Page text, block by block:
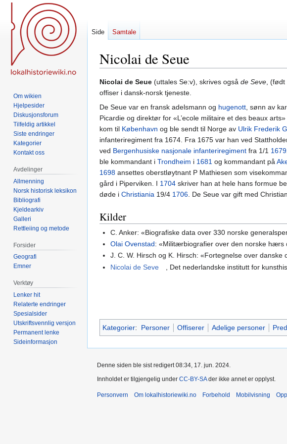
Nicolai de Seue
Hopp
til
navigering
Hopp
til
søk
Nicolai de Seue (uttales Se:v), skrives også de Seve, (født
offiser i dansk-norsk tjeneste.
De Seue var en fransk adelsmann og hugenott, sønn av
Picardie og direktør for «L’ecole militaire et des beaux
kom til København og ble sendt til Norge av Ulrik Frederik
infanteriregiment fra 1674. Fra 1675 var han ved
ved Bergenhusiske nasjonale infanteriregiment fra 1/1 1679
ble kommandant i Trondheim i 1681 og kommandant på
1698 ansettes oberstløytnant P Mathiesen som
gård i Piperviken. I 1704 skriver han at hele hans formue
døde i Christiania 19/4 1706. De Seue var gift med
Kilder
C. Anker: «Biografiske data over 330 norske
Olai Ovenstad: «Militærbiografier over den norske hærs
J. C. W. Hirsch og K. Hirsch: «Fortegnelse over
Nicolai de Seve
, Det nederlandske institutt for
Kategorier: Personer Offiserer Adelige personer
Side Samtale
Om wikien
Hjelpesider
Diskusjonsforum
Tilfeldig artikkel
Siste endringer
Kategorier
Kontakt oss
Avdelinger
Allmenning
Norsk historisk leksikon
Bibliografi
Kjeldearkiv
Galleri
Rettleiing og metode
Forsider
Geografi
Emner
Verktøy
Lenker hit
Relaterte endringer
Spesialsider
Utskriftsvennlig versjon
Permanent lenke
Sideinformasjon
Denne siden ble sist redigert 08:34, 17. jun. 2024.
Innholdet er tilgjengelig under CC-BY-SAder ikke annet er opplyst.
Personvern Om lokalhistoriewiki.no Forbehold Mobilvisning